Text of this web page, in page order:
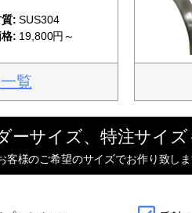
: SUS304
: 19,800円～
覧
ーサイズ、特注サイ
客様のご希望のサイズでお作り致し